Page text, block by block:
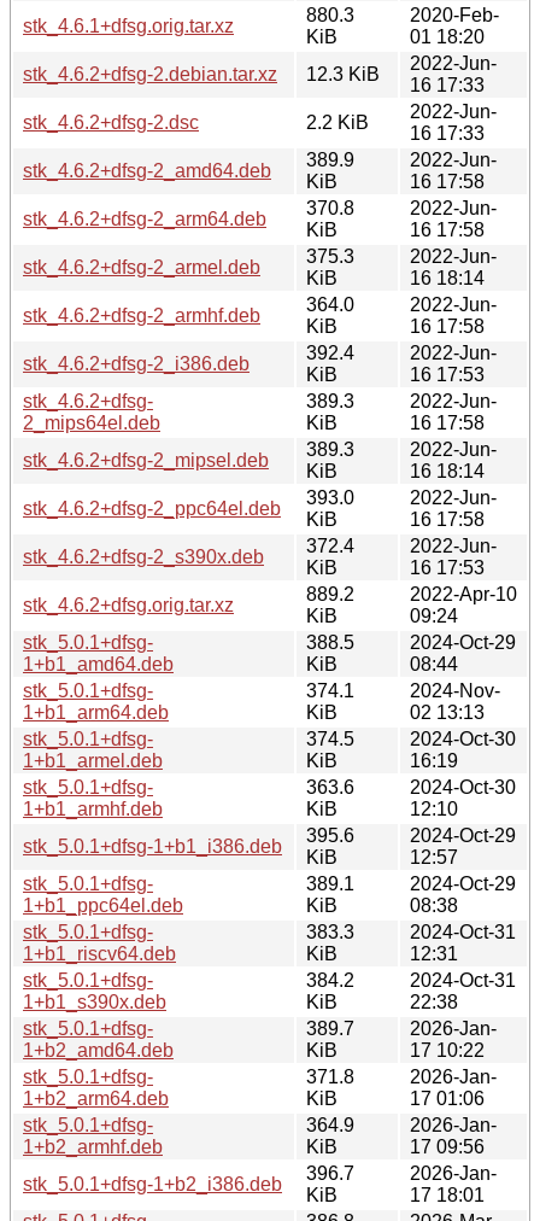
stk_4.6.1+dfsg.orig.tar.xz
880.3
KiB
2020-Feb-
01 18:20
stk_4.6.2+dfsg-2.debian.tar.xz
12.3 KiB
2022-Jun-
16 17:33
stk_4.6.2+dfsg-2.dsc
2.2 KiB
2022-Jun-
16 17:33
stk_4.6.2+dfsg-2_amd64.deb
389.9
KiB
2022-Jun-
16 17:58
stk_4.6.2+dfsg-2_arm64.deb
370.8
KiB
2022-Jun-
16 17:58
stk_4.6.2+dfsg-2_armel.deb
375.3
KiB
2022-Jun-
16 18:14
stk_4.6.2+dfsg-2_armhf.deb
364.0
KiB
2022-Jun-
16 17:58
stk_4.6.2+dfsg-2_i386.deb
392.4
KiB
2022-Jun-
16 17:53
stk_4.6.2+dfsg-
2_mips64el.deb
389.3
KiB
2022-Jun-
16 17:58
stk_4.6.2+dfsg-2_mipsel.deb
389.3
KiB
2022-Jun-
16 18:14
stk_4.6.2+dfsg-2_ppc64el.deb
393.0
KiB
2022-Jun-
16 17:58
stk_4.6.2+dfsg-2_s390x.deb
372.4
KiB
2022-Jun-
16 17:53
stk_4.6.2+dfsg.orig.tar.xz
889.2
KiB
2022-Apr-10
09:24
stk_5.0.1+dfsg-
1+b1_amd64.deb
388.5
KiB
2024-Oct-29
08:44
stk_5.0.1+dfsg-
1+b1_arm64.deb
374.1
KiB
2024-Nov-
02 13:13
stk_5.0.1+dfsg-
1+b1_armel.deb
374.5
KiB
2024-Oct-30
16:19
stk_5.0.1+dfsg-
1+b1_armhf.deb
363.6
KiB
2024-Oct-30
12:10
stk_5.0.1+dfsg-1+b1_i386.deb
395.6
KiB
2024-Oct-29
12:57
stk_5.0.1+dfsg-
1+b1_ppc64el.deb
389.1
KiB
2024-Oct-29
08:38
stk_5.0.1+dfsg-
1+b1_riscv64.deb
383.3
KiB
2024-Oct-31
12:31
stk_5.0.1+dfsg-
1+b1_s390x.deb
384.2
KiB
2024-Oct-31
22:38
stk_5.0.1+dfsg-
1+b2_amd64.deb
389.7
KiB
2026-Jan-
17 10:22
stk_5.0.1+dfsg-
1+b2_arm64.deb
371.8
KiB
2026-Jan-
17 01:06
stk_5.0.1+dfsg-
1+b2_armhf.deb
364.9
KiB
2026-Jan-
17 09:56
stk_5.0.1+dfsg-1+b2_i386.deb
396.7
KiB
2026-Jan-
17 18:01